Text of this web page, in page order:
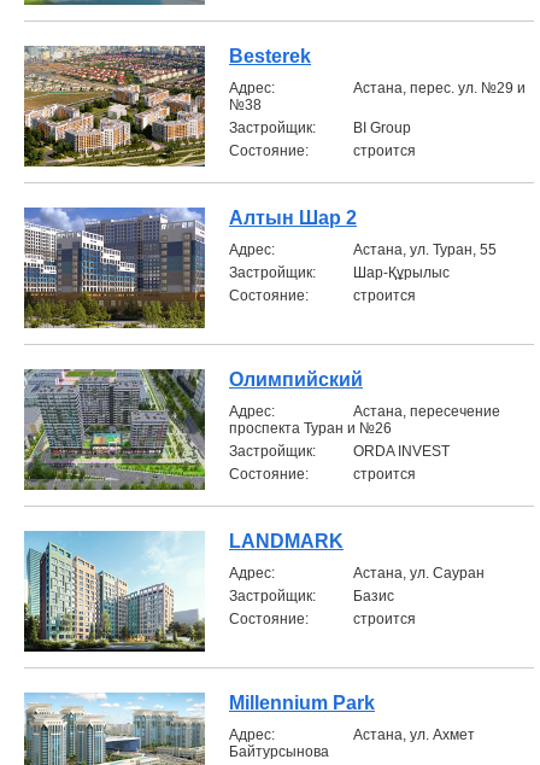
Besterek
Aдрес:
Астана, перес. ул. №29 и
№38
Застройщик:
BI Group
Состояние:
строится
Алтын Шар 2
Aдрес:
Астана, ул. Туран, 55
Застройщик:
Шар-Құрылыс
Состояние:
строится
Олимпийский
Aдрес:
Астана, пересечение
проспекта Туран и №26
Застройщик:
ORDA INVEST
Состояние:
строится
LANDMARK
Aдрес:
Астана, ул. Сауран
Застройщик:
Базис
Состояние:
строится
Millennium Park
Aдрес:
Астана, ул. Ахмет
Байтурсынова